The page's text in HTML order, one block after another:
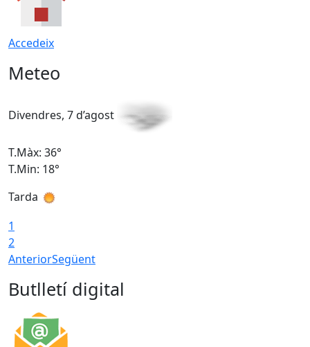
Accedeix
Meteo
Divendres, 7 d’agost
T.Màx: 36°
T.Min: 18°
Tarda
1
2
AnteriorSegüent
Butlletí digital